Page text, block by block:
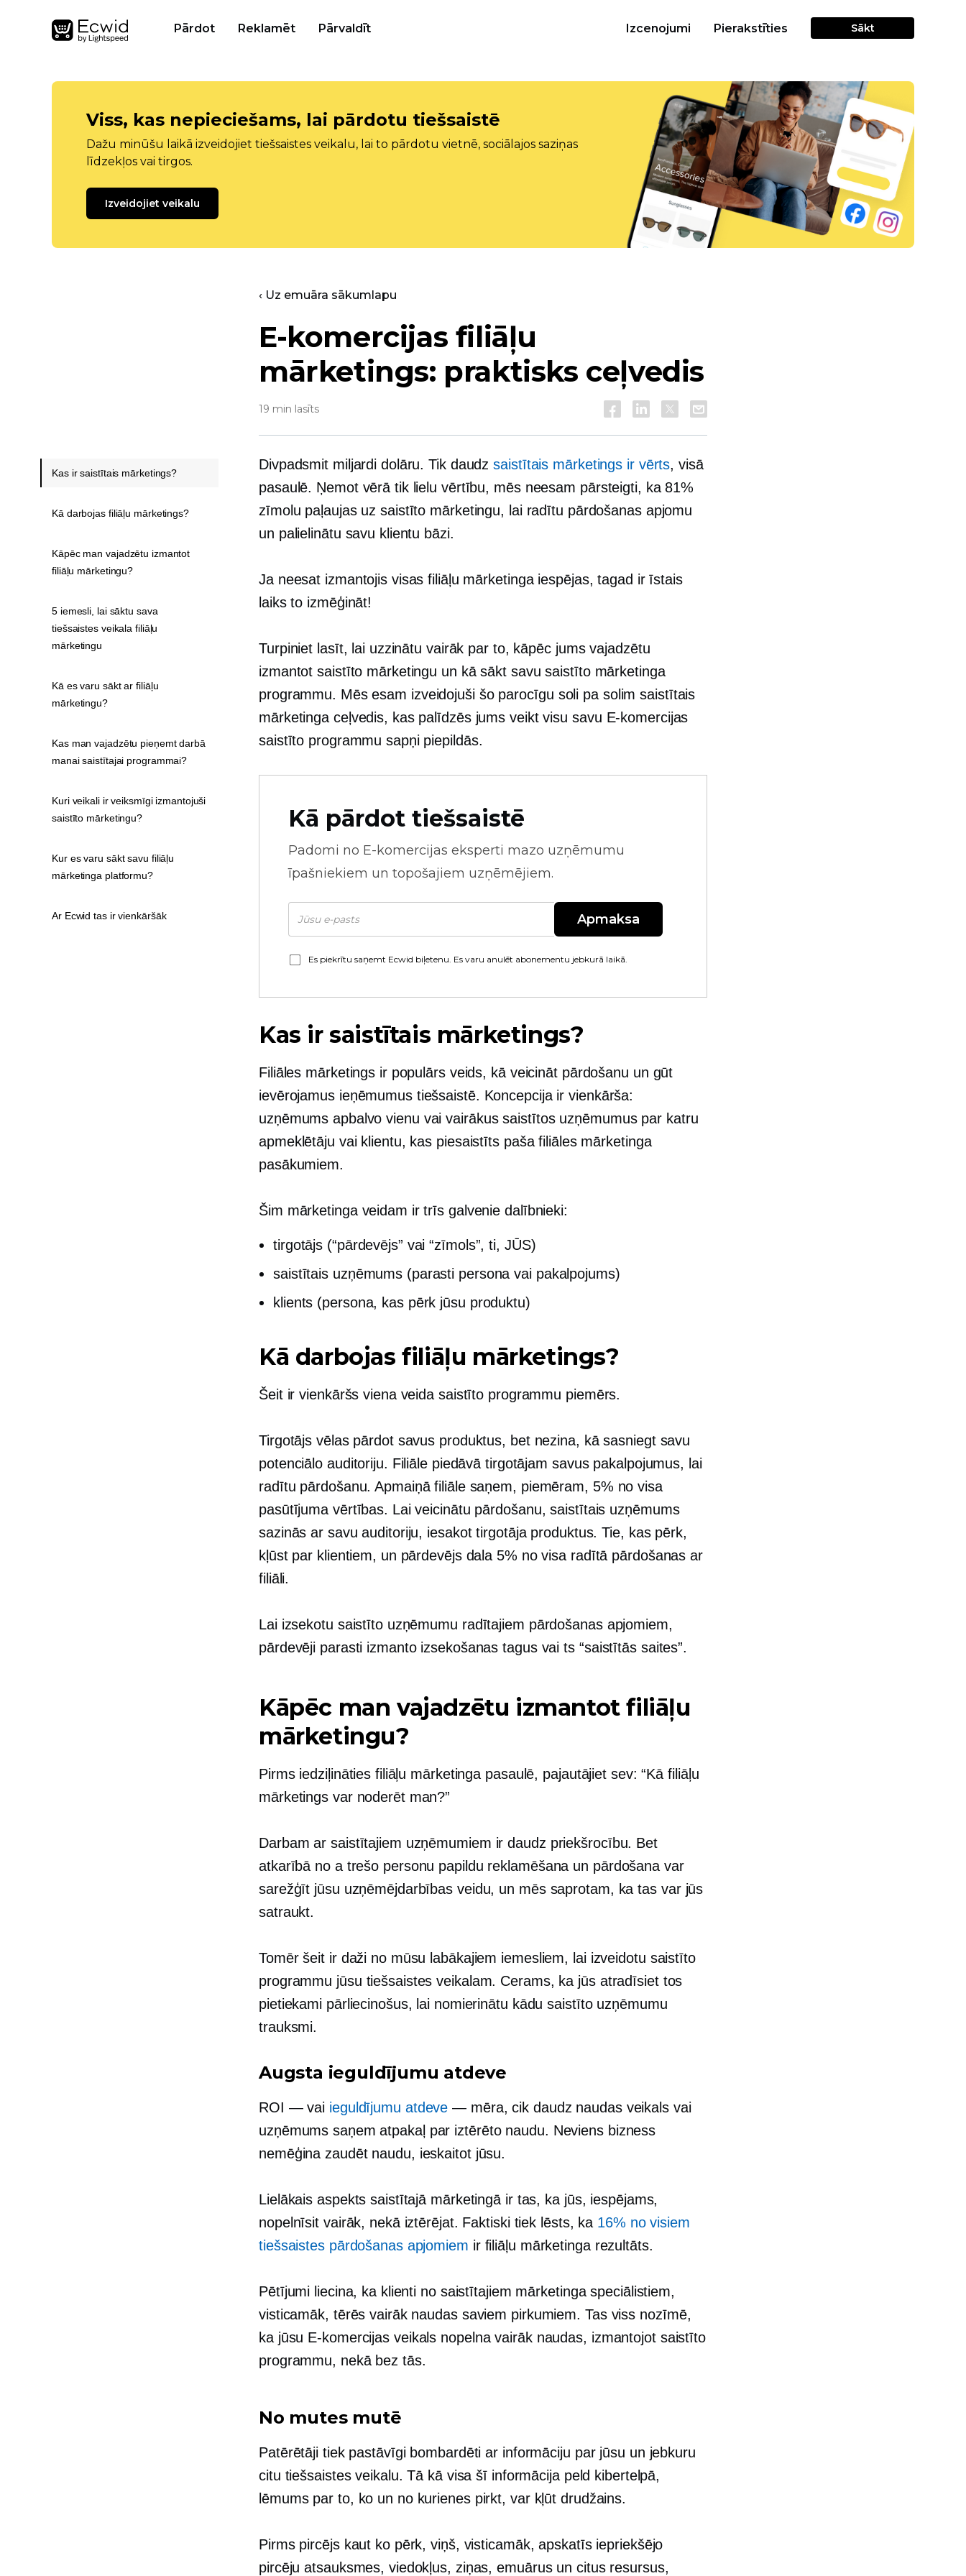
Pārdot Reklamēt Pārvaldīt Izcenojumi Pierakstīties Sākt
Viss, kas nepieciešams, lai pārdotu tiešsaistē
Dažu minūšu laikā izveidojiet tiešsaistes veikalu, lai to pārdotu vietnē, sociālajos saziņas
līdzekļos vai tirgos.
Izveidojiet veikalu
‹ Uz emuāra sākumlapu
E-komercijas filiāļu
mārketings: praktisks ceļvedis
19 min lasīts
Divpadsmit miljardi dolāru. Tik daudzsaistītais mārketings ir vērts, visā
pasaulē. Ņemot vērā tik lielu vērtību, mēs neesam pārsteigti, ka 81%
zīmolu paļaujas uz saistīto mārketingu, lai radītu pārdošanas apjomu
un palielinātu savu klientu bāzi.
Ja neesat izmantojis visas filiāļu mārketinga iespējas, tagad ir īstais
laiks to izmēģināt!
Turpiniet lasīt, lai uzzinātu vairāk par to, kāpēc jums vajadzētu
izmantot saistīto mārketingu un kā sākt savu saistīto mārketinga
programmu. Mēs esam izveidojuši šo parocīgu soli pa solim saistītais
mārketinga ceļvedis, kas palīdzēs jums veikt visu savu E-komercijas
saistīto programmu sapņi piepildās.
Kā pārdot tiešsaistē
Padomi no E-komercijas eksperti mazo uzņēmumu
īpašniekiem un topošajiem uzņēmējiem.
Apmaksa
Es piekrītu saņemt Ecwid biļetenu. Es varu anulēt abonementu jebkurā laikā.
Kas ir saistītais mārketings?
Filiāles mārketings ir populārs veids, kā veicināt pārdošanu un gūt
ievērojamus ieņēmumus tiešsaistē. Koncepcija ir vienkārša:
uzņēmums apbalvo vienu vai vairākus saistītos uzņēmumus par katru
apmeklētāju vai klientu, kas piesaistīts paša filiāles mārketinga
pasākumiem.
Šim mārketinga veidam ir trīs galvenie dalībnieki:
tirgotājs (“pārdevējs” vai “zīmols”, ti, JŪS)
saistītais uzņēmums (parasti persona vai pakalpojums)
klients (persona, kas pērk jūsu produktu)
Kā darbojas filiāļu mārketings?
Šeit ir vienkāršs viena veida saistīto programmu piemērs.
Tirgotājs vēlas pārdot savus produktus, bet nezina, kā sasniegt savu
potenciālo auditoriju. Filiāle piedāvā tirgotājam savus pakalpojumus, lai
radītu pārdošanu. Apmaiņā filiāle saņem, piemēram, 5% no visa
pasūtījuma vērtības. Lai veicinātu pārdošanu, saistītais uzņēmums
sazinās ar savu auditoriju, iesakot tirgotāja produktus. Tie, kas pērk,
kļūst par klientiem, un pārdevējs dala 5% no visa radītā pārdošanas ar
filiāli.
Lai izsekotu saistīto uzņēmumu radītajiem pārdošanas apjomiem,
pārdevēji parasti izmanto izsekošanas tagus vaits “saistītās saites”.
Kāpēc man vajadzētu izmantot filiāļu
mārketingu?
Pirms iedziļināties filiāļu mārketinga pasaulē, pajautājiet sev: “Kā filiāļu
mārketings var noderēt man?”
Darbam ar saistītajiem uzņēmumiem ir daudz priekšrocību. Bet
atkarībā no a trešo personu papildu reklamēšana un pārdošana var
sarežģīt jūsu uzņēmējdarbības veidu, un mēs saprotam, ka tas var jūs
satraukt.
Tomēr šeit ir daži no mūsu labākajiem iemesliem, lai izveidotu saistīto
programmu jūsu tiešsaistes veikalam. Cerams, ka jūs atradīsiet tos
pietiekami pārliecinošus, lai nomierinātu kādu saistīto uzņēmumu
trauksmi.
Augsta ieguldījumu atdeve
ROI — vai ieguldījumu atdeve — mēra, cik daudz naudas veikals vai
uzņēmums saņem atpakaļ par iztērēto naudu. Neviens bizness
nemēģina zaudēt naudu, ieskaitot jūsu.
Lielākais aspekts saistītajā mārketingā ir tas, ka jūs, iespējams,
nopelnīsit vairāk, nekā iztērējat. Faktiski tiek lēsts, ka 16% no visiem
tiešsaistes pārdošanas apjomiem ir filiāļu mārketinga rezultāts.
Pētījumi liecina, ka klienti no saistītajiem mārketinga speciālistiem,
visticamāk, tērēs vairāk naudas saviem pirkumiem. Tas viss nozīmē,
ka jūsu E-komercijas veikals nopelna vairāk naudas, izmantojot saistīto
programmu, nekā bez tās.
No mutes mutē
Patērētāji tiek pastāvīgi bombardēti ar informāciju par jūsu un jebkuru
citu tiešsaistes veikalu. Tā kā visa šī informācija peld kibertelpā,
lēmums par to, ko un no kurienes pirkt, var kļūt drudžains.
Pirms pircējs kaut ko pērk, viņš, visticamāk, apskatīs iepriekšējo
pircēju atsauksmes, viedokļus, ziņas, emuārus un citus resursus,
Kas ir saistītais mārketings?
Kā darbojas filiāļu mārketings?
Kāpēc man vajadzētu izmantot
filiāļu mārketingu?
5 iemesli, lai sāktu sava
tiešsaistes veikala filiāļu
mārketingu
Kā es varu sākt ar filiāļu
mārketingu?
Kas man vajadzētu pieņemt darbā
manai saistītajai programmai?
Kuri veikali ir veiksmīgi izmantojuši
saistīto mārketingu?
Kur es varu sākt savu filiāļu
mārketinga platformu?
Ar Ecwid tas ir vienkāršāk